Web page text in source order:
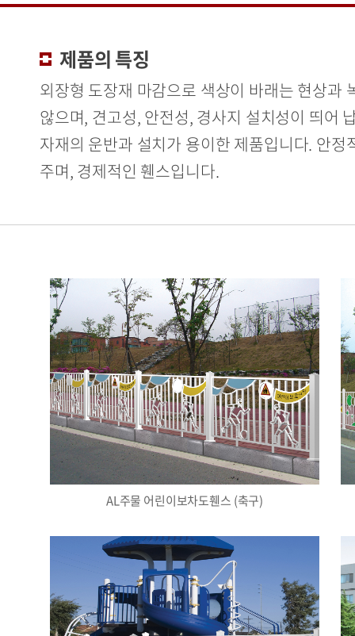
제품의 특징
외장형 도장재 마감으로 색상이 바래는 현상과
않으며, 견고성, 안전성, 경사지 설치성이 띄어
자재의 운반과 설치가 용이한 제품입니다. 안정
주며, 경제적인 휀스입니다.
AL주물 어린이보차도휀스 (축구)